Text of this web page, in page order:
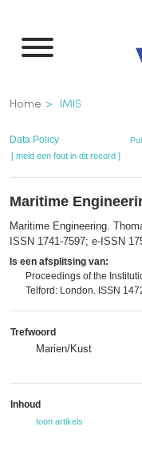
naar
inhoud
gaan
Kruimelpad
Home IMIS
Data Policy
[ meld een fout in dit record ]
Maritime
Maritime Engineering.
ISSN 1741-7597; e-ISSN
Is een afsplitsing van:
Proceedings of the
Telford: London. ISSN
Trefwoord
Marien/Kust
Inhoud
toon artikels